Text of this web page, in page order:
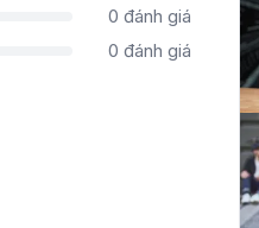
0 đánh giá
0 đánh giá